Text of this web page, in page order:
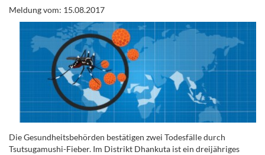
Meldung vom: 15.08.2017
Die Gesundheitsbehörden bestätigen zwei Todesfälle durch
Tsutsugamushi-Fieber. Im Distrikt Dhankuta ist ein dreijähriges